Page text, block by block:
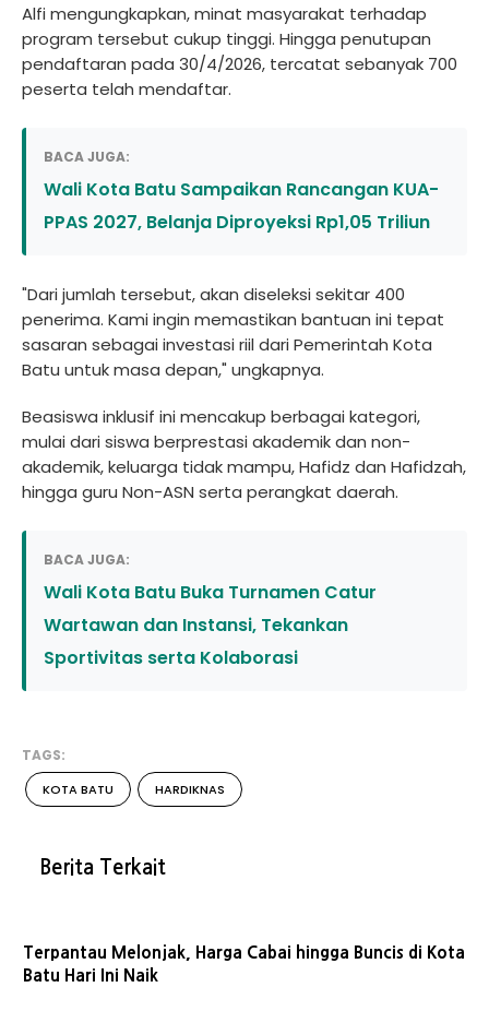
Alfi mengungkapkan, minat masyarakat terhadap
program tersebut cukup tinggi. Hingga penutupan
pendaftaran pada 30/4/2026, tercatat sebanyak 700
peserta telah mendaftar.
BACA JUGA:
Wali Kota Batu Sampaikan Rancangan KUA-
PPAS 2027, Belanja Diproyeksi Rp1,05 Triliun
"Dari jumlah tersebut, akan diseleksi sekitar 400
penerima. Kami ingin memastikan bantuan ini tepat
sasaran sebagai investasi riil dari Pemerintah Kota
Batu untuk masa depan," ungkapnya.
Beasiswa inklusif ini mencakup berbagai kategori,
mulai dari siswa berprestasi akademik dan non-
akademik, keluarga tidak mampu, Hafidz dan Hafidzah,
hingga guru Non-ASN serta perangkat daerah.
BACA JUGA:
Wali Kota Batu Buka Turnamen Catur
Wartawan dan Instansi, Tekankan
Sportivitas serta Kolaborasi
TAGS:
KOTA BATU HARDIKNAS
Berita Terkait
Terpantau Melonjak, Harga Cabai hingga Buncis di Kota
Batu Hari Ini Naik